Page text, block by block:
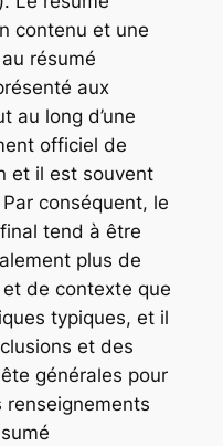
contenu et une
résumé
aux
au long d’une
officiel de
et il est souvent
conséquent, le
tend à être
plus de
de contexte que
typiques, et il
et des
générales pour
renseignements